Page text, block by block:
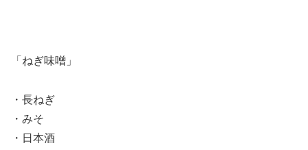
「ねぎ味噌」
・長ねぎ
・みそ
・日本酒